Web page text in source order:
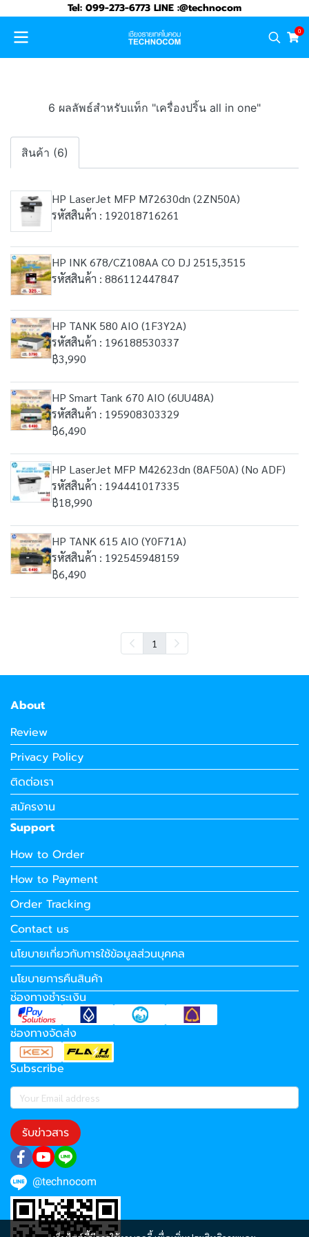
Tel: 099-273-6773 LINE :@technocom
0
6 ผลลัพธ์สำหรับแท็ก "เครื่องปริ้น all in one"
สินค้า (6)
HP LaserJet MFP M72630dn (2ZN50A)
รหัสสินค้า : 192018716261
HP INK 678/CZ108AA CO DJ 2515,3515
รหัสสินค้า : 886112447847
HP TANK 580 AIO (1F3Y2A)
รหัสสินค้า : 196188530337
฿3,990
HP Smart Tank 670 AIO (6UU48A)
รหัสสินค้า : 195908303329
฿6,490
HP LaserJet MFP M42623dn (8AF50A) (No ADF)
รหัสสินค้า : 194441017335
฿18,990
HP TANK 615 AIO (Y0F71A)
รหัสสินค้า : 192545948159
฿6,490
1
About
Review
Privacy Policy
ติดต่อเรา
สมัครงาน
Support
How to Order
How to Payment
Order Tracking
Contact us
นโยบายเกี่ยวกับการใช้ข้อมูลส่วนบุคคล
นโยบายการคืนสินค้า
ช่องทางชำระเงิน
ช่องทางจัดส่ง
Subscribe
รับข่าวสาร
@technocom